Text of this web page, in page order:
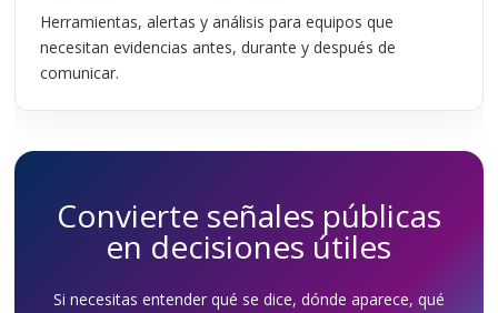
Herramientas, alertas y análisis para equipos que
necesitan evidencias antes, durante y después de
comunicar.
Convierte señales públicas
en decisiones útiles
Si necesitas entender qué se dice, dónde aparece, qué